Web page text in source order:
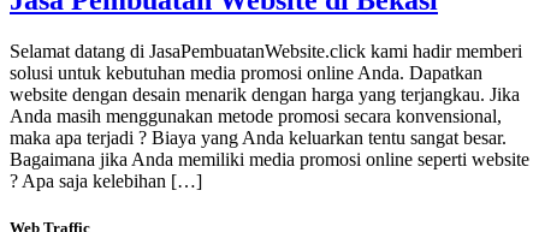
Selamat datang di JasaPembuatanWebsite.click kami hadir memberi
solusi untuk kebutuhan media promosi online Anda. Dapatkan
website dengan desain menarik dengan harga yang terjangkau. Jika
Anda masih menggunakan metode promosi secara konvensional,
maka apa terjadi ? Biaya yang Anda keluarkan tentu sangat besar.
Bagaimana jika Anda memiliki media promosi online seperti website
? Apa saja kelebihan […]
Web Traffic